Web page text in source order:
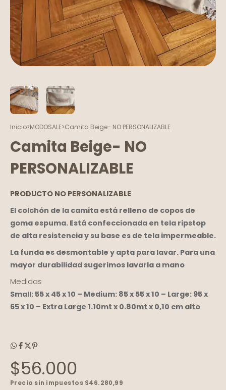
Inicio>MODOSALE>Camita Beige- NO PERSONALIZABLE
Camita Beige- NO
PERSONALIZABLE
PRODUCTO NO PERSONALIZABLE
El colchón de la camita está relleno de copos de
goma espuma. Está confeccionada en tela ripstop
de alta resistencia y su base es de tela impermeable.
La funda es desmontable y apta para lavar. Para una
mayor durabilidad sugerimos lavarla a mano
Medidas
Small: 55 x 45 x 10 – Medium: 85 x 55 x 10 – Large: 95 x
65 x 10 – Extra Large 1.10mt x 0.80mt x 0,10 cm alto
$56.000
Precio sin impuestos $46.280,99